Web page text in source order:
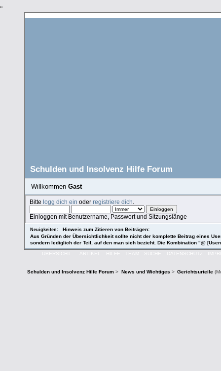
"
Schulden und Insolvenz Hilfe Forum
Willkommen Gast
Bittelogg dich ein oderregistriere dich
Einloggen mit Benutzername, Passwort und Sitzungslänge
Neuigkeiten:
Hinweis zum Zitieren von Beiträgen:
Aus Gründen der Übersichtlichkeit sollte nicht der komplette Beitrag eines
sondern lediglich der Teil, auf den man sich bezieht. Die Kombination "@
ÜBERSICHT ARTIKEL HILFE TEAM SUCHE DATENSCHUTZ
Schulden und Insolvenz Hilfe Forum > News und Wichtiges > Gerichtsurteile